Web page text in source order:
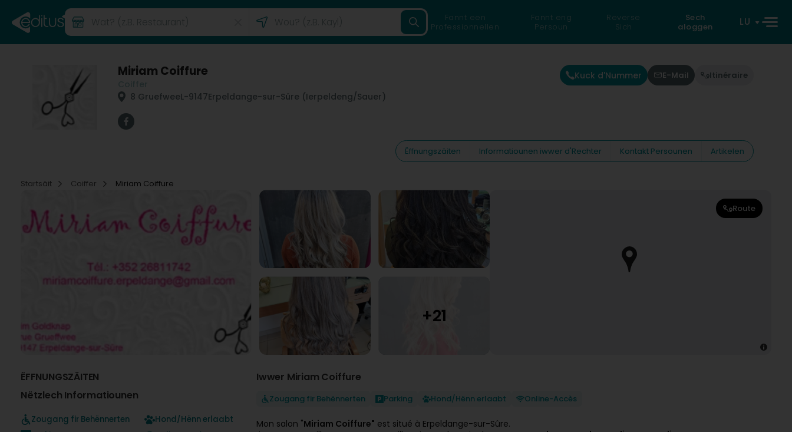
Fannt een
Professionnellen
Fannt eng
Persoun
Reverse
Sich
Sech
aloggen
LU
Miriam Coiffure
8 GruefweeL-9147Erpeldange-sur-Sûre (Ierpeldeng/Sauer)
Kuck d'Nummer E-Mail Itinéraire
Ëffnungszäiten Informatiounen iwwer d'Rechter Kontakt Persounen Artikelen
Startsäit Coiffer Miriam Coiffure
Route
ËFFNUNGSZÄITEN
Nëtzlech Informatiounen
Zougang fir Behënnerten
Hond/Hënn erlaabt
Iwwer Miriam Coiffure
Zougang fir Behënnerten Parking Hond/Hënn erlaabt Online-Accès
Mon salon "Miriam Coiffure" est situé à Erpeldange-sur-Sûre.